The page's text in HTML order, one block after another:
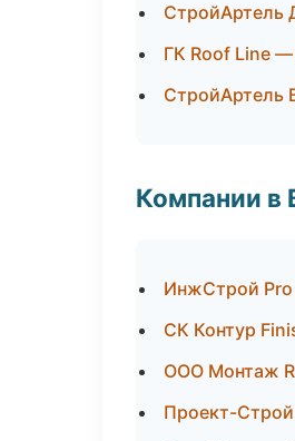
СтройАртель
ГК Roof Line
СтройАртель
Компании в
ИнжСтрой
СК Контур
ООО Монтаж
Проект-